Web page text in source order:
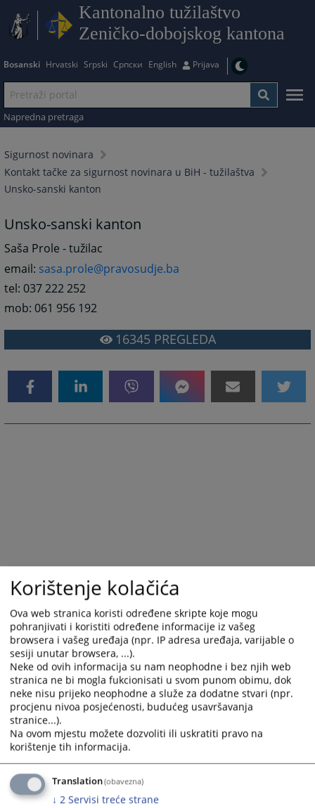
Kantonalno tužilaštvo
Zeničko-dobojskog kantona
Bosanski Hrvatski Srpski Српски English Prijava
Napredna pretraga
Sigurnost novinara
Kontakt tačke za sigurnost novinara u BiH - tužilaštva
Unsko-sanski kanton
Unsko-sanski kanton
Saša Prole - tužilac
email: sasa.prole@pravosudje.ba
tel: 037 222 252
mob: 061 956 192
16345 PREGLEDA
Korištenje kolačića
Ova web stranica koristi određene skripte koje mogu
pohranjivati i koristiti određene informacije iz vašeg
browsera i vašeg uređaja (npr. IP adresa uređaja, varijable o
sesiji unutar browsera, ...).
Neke od ovih informacija su nam neophodne i bez njih web
stranica ne bi mogla fukcionisati u svom punom obimu, dok
neke nisu prijeko neophodne a služe za dodatne stvari (npr.
procjenu nivoa posjećenosti, budućeg usavršavanja
stranice...).
Na ovom mjestu možete dozvoliti ili uskratiti pravo na
korištenje tih informacija.
Translation(obavezna)
↓ 2 Servisi treće strane